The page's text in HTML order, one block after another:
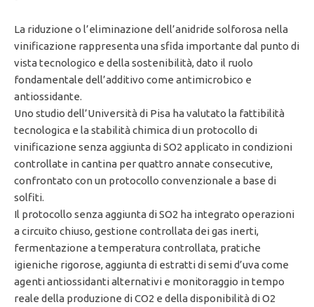
La riduzione o l’eliminazione dell’anidride solforosa nella
vinificazione rappresenta una sfida importante dal punto di
vista tecnologico e della sostenibilità, dato il ruolo
fondamentale dell’additivo come antimicrobico e
antiossidante.
Uno studio dell’Università di Pisa ha valutato la fattibilità
tecnologica e la stabilità chimica di un protocollo di
vinificazione senza aggiunta di SO2 applicato in condizioni
controllate in cantina per quattro annate consecutive,
confrontato con un protocollo convenzionale a base di
solfiti.
Il protocollo senza aggiunta di SO2 ha integrato operazioni
a circuito chiuso, gestione controllata dei gas inerti,
fermentazione a temperatura controllata, pratiche
igieniche rigorose, aggiunta di estratti di semi d’uva come
agenti antiossidanti alternativi e monitoraggio in tempo
reale della produzione di CO2 e della disponibilità di O2